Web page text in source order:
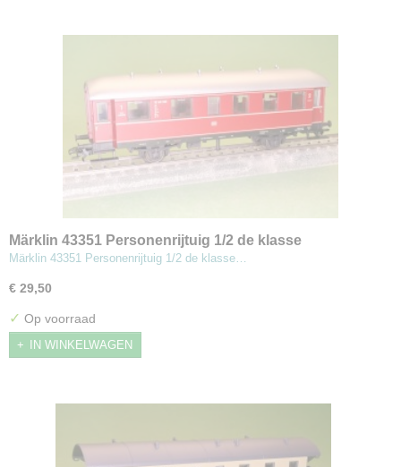
Märklin 43351 Personenrijtuig 1/2 de klasse
Märklin 43351 Personenrijtuig 1/2 de klasse…
€ 29,50
✓ Op voorraad
IN WINKELWAGEN